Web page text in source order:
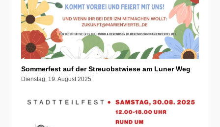
Sommerfest auf der Streuobstwiese am Luner Weg
Dienstag, 19. August 2025